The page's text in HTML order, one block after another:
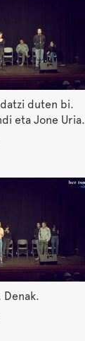
duten bi.
eta Jone Uria.
Denak.